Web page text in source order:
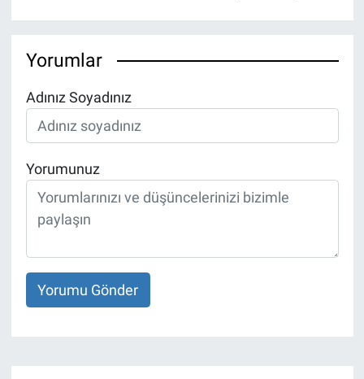
Yorumlar
Adınız Soyadınız
Yorumunuz
Yorumu Gönder